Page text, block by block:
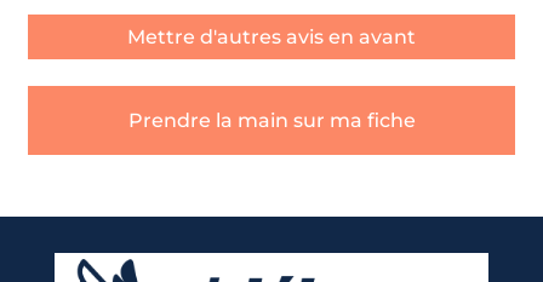
Mettre d'autres avis en avant
Prendre la main sur ma fiche
Quel type de débarras souhaitez-vous ?*